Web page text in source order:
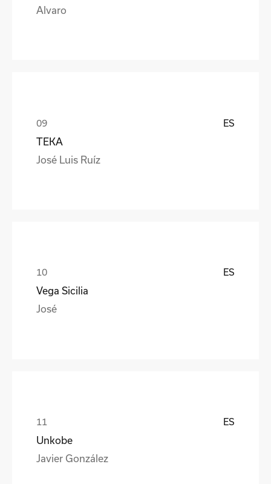
Alvaro
ES
TEKA
José Luis Ruíz
ES
Vega Sicilia
José
ES
Unkobe
Javier González